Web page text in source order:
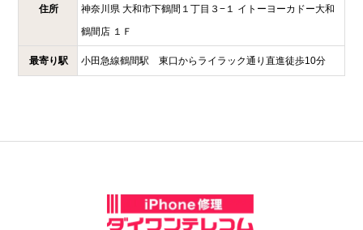
住所
神奈川県 大和市下鶴間１丁目３−１
イトーヨーカドー大和
鶴間店 １Ｆ
最寄り駅 小田急線鶴間駅 東口からライラック通り直進徒歩10分